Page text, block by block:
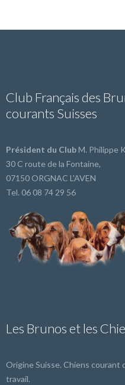
Club Français des
courants Suisses
Président du ClubM. Philippe
30 C route de la Fontaine,
07150 ORGNAC L'AVEN
Tel. 06 08 74 29 56
Les Brunos et les
Origine Suisse. Chiens courant
travail.